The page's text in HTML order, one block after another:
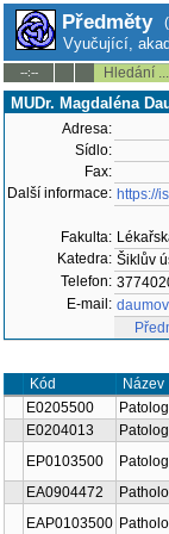
Předměty
Vyučující,
--:-- Hledání ...
MUDr. Magdaléna
Adresa:
Sídlo:
Fax:
Další informace: https://
Fakulta:
Katedra: Šiklův
Telefon:
E-mail:
Kód Název
E0205500
E0204013
EP0103500
EA0904472
EAP0103500